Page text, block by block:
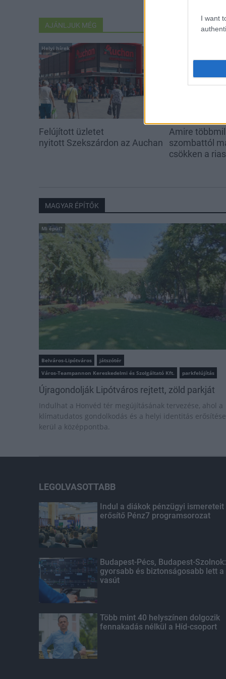
I want
AJÁNLJUK MÉG
Helyi hírek
Felújított üzletet
nyitott Szekszárdon az Auchan
Amire
szombattól
csökken a
MAGYAR ÉPÍTŐK
Mi épül?
Belváros-Lipótváros
játszótér
Város-Teampannon Kereskedelmi és Szolgáltató Kft.
parkfelújítás
Újragondolják Lipótváros rejtett, zöld parkját
Indulhat a Honvéd tér megújításának tervezése, ahol a
klímatudatos gondolkodás és a helyi identitás erősítése
kerül a középpontba.
LEGOLVASOTTABB
Indul a diákok pénzügyi ismereteit
erősítő Pénz7 programsorozat
Budapest-Pécs, Budapest-Szolnok:
gyorsabb és biztonságosabb lett a
vasút
Több mint 40 helyszínen dolgozik
fennakadás nélkül a Híd-csoport